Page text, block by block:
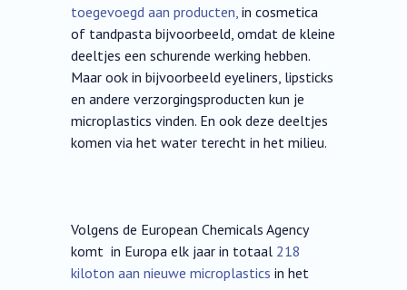
toegevoegd aan producten,in cosmetica
of tandpasta bijvoorbeeld, omdat de kleine
deeltjes een schurende werking hebben.
Maar ook in bijvoorbeeld eyeliners, lipsticks
en andere verzorgingsproducten kun je
microplastics vinden. En ook deze deeltjes
komen via het water terecht in het milieu.
Volgens de European Chemicals Agency
komt in Europa elk jaar in totaal 218
kiloton aan nieuwe microplastics in het